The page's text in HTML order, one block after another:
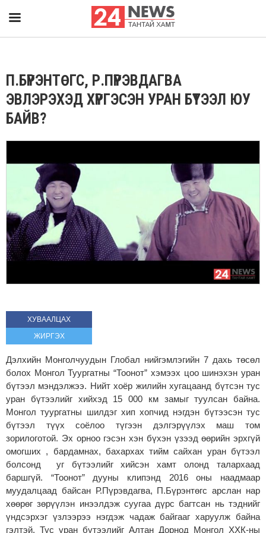
П.БҮРЭНТӨГС, Р.ПҮРЭВДАГВА
ЭВЛЭРЭХЭД ХҮРГЭСЭН УРАН БҮТЭЭЛ ЮУ
БАЙВ?
ХУВААЛЦАХ
ЖИРГЭХ
Дэлхийн Монголчуудын Глобал нийгэмлэгийн 7 дахь төсөл
болох Монгол Туургатны “Тоонот” хэмээх цоо шинэхэн уран
бүтээл мэндэлжээ. Нийт хоёр жилийн хугацаанд бүтсэн тус
уран бүтээлийг хийхэд 15 000 км замыг туулсан байна.
Монгол туургатны шилдэг хип хопчид нэгдэн бүтээсэн тус
бүтээл түүх соёлоо түгээн дэлгэрүүлэх маш том
зорилоготой. Эх орноо гэсэн хэн бүхэн үзээд өөрийн эрхгүй
омогших , бардамнах, бахархах тийм сайхан уран бүтээл
болсонд уг бүтээлийг хийсэн хамт олонд талархаад
баршгүй. “Тоонот” дууны клипэнд 2016 оны наадмаар
муудалцаад байсан Р.Пүрэвдагва, П.Бүрэнтөгс арслан нар
хөөрөг зөрүүлэн инээлдэж суугаа дүрс багтсан нь тэднийг
үндсэрхэг үзлээрээ нэгдэж чадаж байгааг харуулж байна
гэлтэй. Тус уран бүтээлийг Алтан Дорнод Монгол ХХК-ны